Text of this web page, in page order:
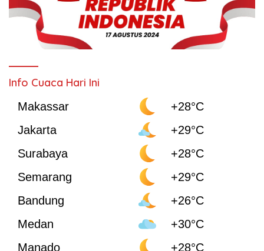
Info Cuaca Hari Ini
Makassar
+28°C
Jakarta
+29°C
Surabaya
+28°C
Semarang
+29°C
Bandung
+26°C
Medan
+30°C
Manado
+28°C